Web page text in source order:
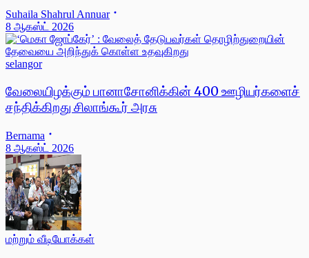
Suhaila Shahrul Annuar
8 ஆகஸ்ட் 2026
selangor
வேலையிழக்கும் பானாசோனிக்கின் 400 ஊழியர்களைச்
சந்திக்கிறது சிலாங்கூர் அரசு
Bernama
8 ஆகஸ்ட் 2026
மற்றும் வீடியோக்கள்